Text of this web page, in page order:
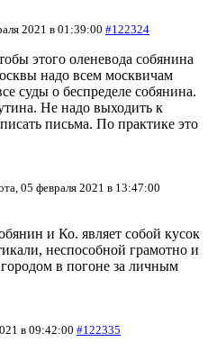
2021 в 01:39:00 #122324
этого оленевода собянина
надо всем москвичам
суды о беспределе собянина.
Не надо выходить к
письма. По практике это
05 февраля 2021 в 13:47:00
и Ко. являет собой кусок
неспособной грамотно и
в погоне за личным
в 09:42:00 #122335